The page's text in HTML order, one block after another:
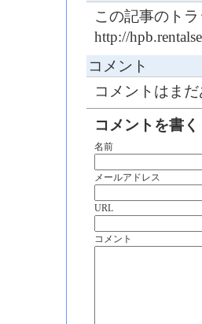
この記事のト
http://
コメント
コメントはまだ
コメントを書く
名前
メールアドレス
URL
コメント